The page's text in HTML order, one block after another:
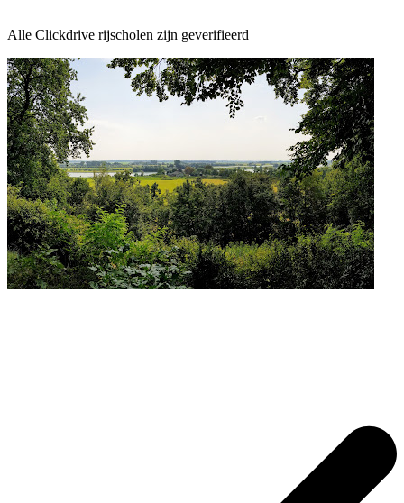
Alle Clickdrive rijscholen zijn geverifieerd